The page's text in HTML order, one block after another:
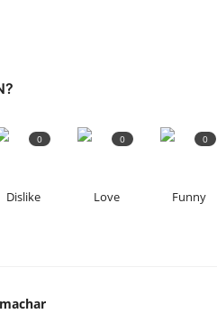
Dislike
0
Love
0
Funny
0